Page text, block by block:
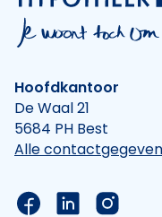
Hoofdkantoor
De Waal 21
5684 PH Best
Alle
Link naar de
Link naar de
Link